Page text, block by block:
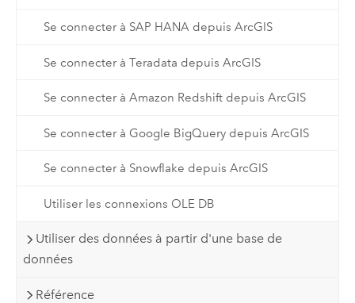
Se connecter à SAP HANA depuis ArcGIS
Se connecter à Teradata depuis ArcGIS
Se connecter à Amazon Redshift depuis ArcGIS
Se connecter à Google BigQuery depuis ArcGIS
Se connecter à Snowflake depuis ArcGIS
Utiliser les connexions OLE DB
Utiliser des données à partir d'une base de
données
Référence